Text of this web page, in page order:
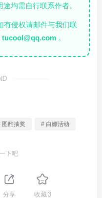
均需自行联系作者。
有侵权请邮件与我们联
tucool@qq.com 。
图酷抽奖 # 白嫖活动
下吧
分享 收藏 3